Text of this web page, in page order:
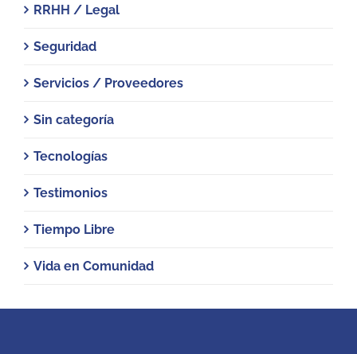
RRHH / Legal
Seguridad
Servicios / Proveedores
Sin categoría
Tecnologías
Testimonios
Tiempo Libre
Vida en Comunidad